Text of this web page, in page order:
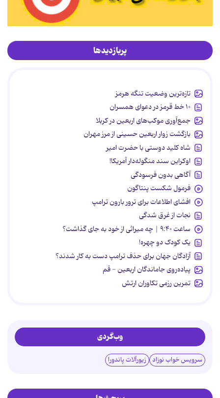
پربازدیدها
تازه‌ترین وضعیت تنگه هرمز
۱۰ خط قرمز در دعوای همسران
جمع‌آوری موکب‌های اربعین در کربلا
بازگشت زوار اربعین حسینی از مرز مهران
شاه کلید دوستی با حضرت امیر
اوکراین سند منگوله‌دار آمریکا!
آگاهی بدون فرسودگی
فرمول شکست پنتاگون
افشای اطلاعات برای ترور بارون ترامپ
نجات از غرق شدگی
ساعت ۹:۴۰ | چه میراثی از خود به جای گذاشت؟
یک کودک دو چهره!
آزادگان جهان برای حذف ترامپ دست به کار شدند؟
پیاده‌روی جاماندگان اربعین - قم
تمرین رزمی تکاوران ارتش
وب‌گردی
سرویس خواب نوزاد زیورآلات پاندورا